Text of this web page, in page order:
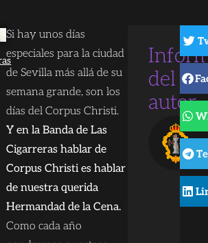
Si hay unos días
especiales para la ciudad
de Sevilla más allá de su
semana grande, son los
días del Corpus Christi.
Y en la Banda de Las
Cigarreras hablar de
Corpus Christi es hablar
de nuestra querida
Hermandad de la Cena.
Como cada año
del
autor